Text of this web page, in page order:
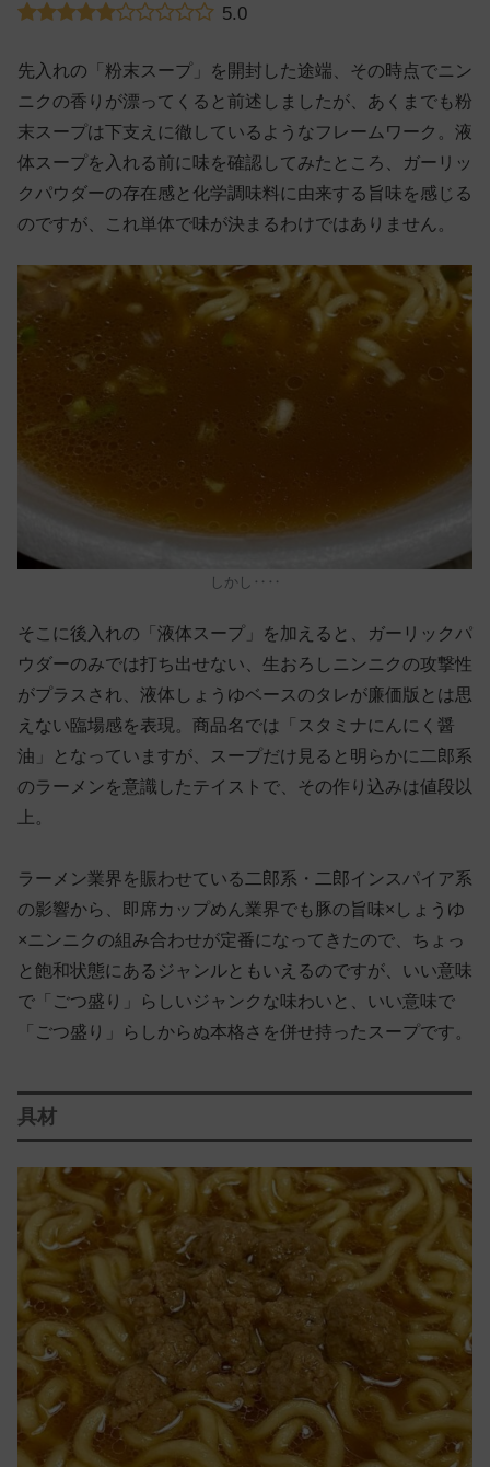
5.0
先入れの「粉末スープ」を開封した途端、その時点でニン
ニクの香りが漂ってくると前述しましたが、あくまでも粉
末スープは下支えに徹しているようなフレームワーク。液
体スープを入れる前に味を確認してみたところ、ガーリッ
クパウダーの存在感と化学調味料に由来する旨味を感じる
のですが、これ単体で味が決まるわけではありません。
しかし‥‥
そこに後入れの「液体スープ」を加えると、ガーリックパ
ウダーのみでは打ち出せない、生おろしニンニクの攻撃性
がプラスされ、液体しょうゆベースのタレが廉価版とは思
えない臨場感を表現。商品名では「スタミナにんにく醤
油」となっていますが、スープだけ見ると明らかに二郎系
のラーメンを意識したテイストで、その作り込みは値段以
上。
ラーメン業界を賑わせている二郎系・二郎インスパイア系
の影響から、即席カップめん業界でも豚の旨味×しょうゆ
×ニンニクの組み合わせが定番になってきたので、ちょっ
と飽和状態にあるジャンルともいえるのですが、いい意味
で「ごつ盛り」らしいジャンクな味わいと、いい意味で
「ごつ盛り」らしからぬ本格さを併せ持ったスープです。
具材